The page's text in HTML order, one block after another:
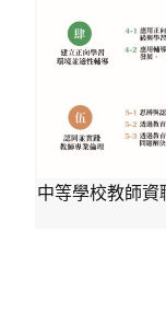
中等學校教師資